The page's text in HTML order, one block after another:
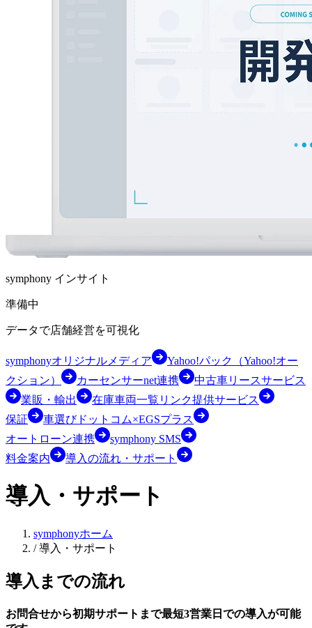
symphony インサイト
準備中
データで店舗経営を可視化
symphonyオリジナルメディア
Yahoo!パック（Yahoo!オー
クション）
カーセンサーnet連携
中古車リースサービス
業販・輸出
在庫車両一覧リンク提供サービス
保証
車選びドットコム×EGSプラス
オートローン連携
symphony SMS
料金案内
導入の流れ・サポート
導入・サポート
symphonyホーム
/ 導入・サポート
導入までの流れ
お問合せから初期サポートまで最短3営業日での導入が可能